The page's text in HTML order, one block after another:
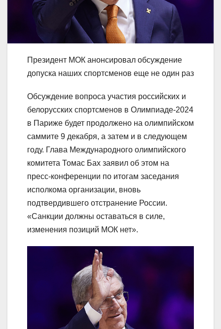
Президент МОК анонсировал обсуждение
допуска наших спортсменов еще не один раз
Обсуждение вопроса участия российских и
белорусских спортсменов в Олимпиаде-2024
в Париже будет продолжено на олимпийском
саммите 9 декабря, а затем и в следующем
году. Глава Международного олимпийского
комитета Томас Бах заявил об этом на
пресс-конференции по итогам заседания
исполкома организации, вновь
подтвердившего отстранение России.
«Санкции должны оставаться в силе,
изменения позиций МОК нет».